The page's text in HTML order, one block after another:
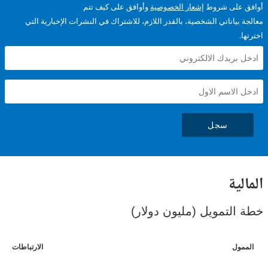
شروطإشعار الخصوصيةوأوافق على كيف تتم
الشخصية، بالقدر اللازم، للاشتراك في النشرات الإخبارية التي
(مليون دولار)
الارتباطات